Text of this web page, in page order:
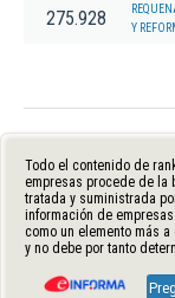
275.928
Y
Todo el contenido de
empresas procede de la
tratada y suministrada
información de
como un elemento más
y no debe por tanto